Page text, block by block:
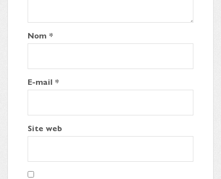
Nom *
E-mail *
Site web